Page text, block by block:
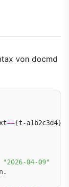
von docmd
=={t-
"2026-04-09"